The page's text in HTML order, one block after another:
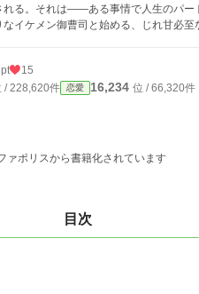
れる。それは――ある事情で人生のパ
イケメン御曹司と始める、じれ甘必至
15
/ 228,620件 恋愛 16,234 位 / 66,320件
ァポリスから書籍化されています
目次